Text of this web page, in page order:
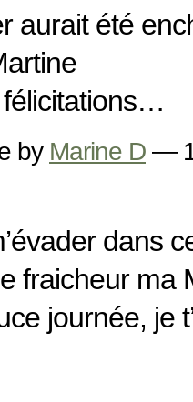
aurait été
by Marine D —
dans
fraicheur ma
journée, je